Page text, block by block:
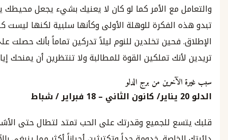
مع الأمر كما لو كان لا يعنيك بشيء يجعل محيطك يغار. قد
الفكرة للوهلة الأولى وكأنها سلبية لكنها ليست كذلك على
تخلدين للنوم ليلاً تدركين تماماً بأنك حصلت على كل ما
تملكين القوة للمطالبة ولا تنتظرين أن يمنحك إياها أحد.
من برج الدلو
يناير/كانون الثاني–
18فبراير شباط
للجميع وقدرتك على الحب تمتد لتطال حتى الأشخاص خارج